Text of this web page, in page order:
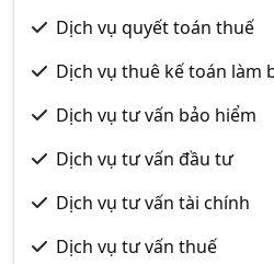
Dịch vụ quyết toán thuế
Dịch vụ thuê kế toán làm
Dịch vụ tư vấn bảo hiểm
Dịch vụ tư vấn đầu tư
Dịch vụ tư vấn tài chính
Dịch vụ tư vấn thuế